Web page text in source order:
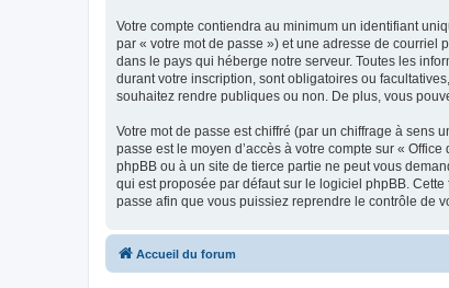
Votre compte contiendra au minimum un identifiant
par « votre mot de passe ») et une adresse de courriel
dans le pays qui héberge notre serveur. Toutes les
durant votre inscription, sont obligatoires ou
souhaitez rendre publiques ou non. De plus, vous
Votre mot de passe est chiffré (par un chiffrage à sens
passe est le moyen d’accès à votre compte sur «
phpBB ou à un site de tierce partie ne peut vous
qui est proposée par défaut sur le logiciel phpBB.
passe afin que vous puissiez reprendre le contrôle de
Accueil du forum